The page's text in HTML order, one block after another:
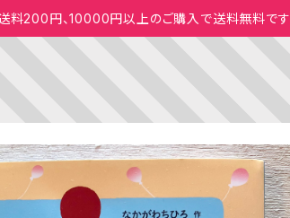
料200円、10000円以上のご購入で送料無料です